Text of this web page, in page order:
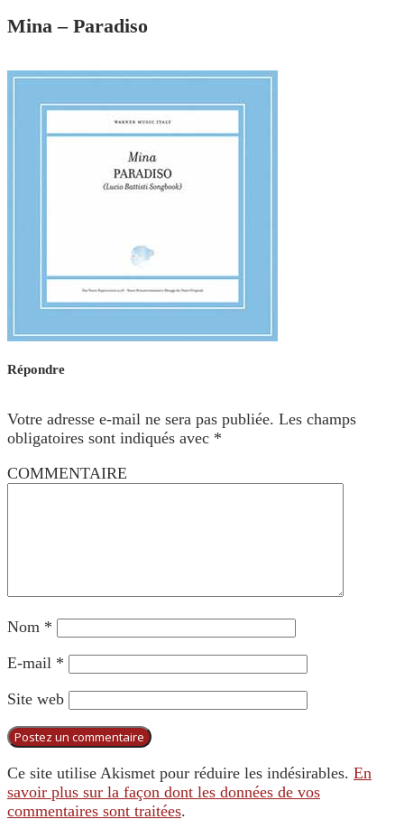
Mina – Paradiso
Répondre
Votre adresse e-mail ne sera pas publiée. Les champs
obligatoires sont indiqués avec *
COMMENTAIRE
Nom *
E-mail *
Site web
Ce site utilise Akismet pour réduire les indésirables. En
savoir plus sur la façon dont les données de vos
commentaires sont traitées.